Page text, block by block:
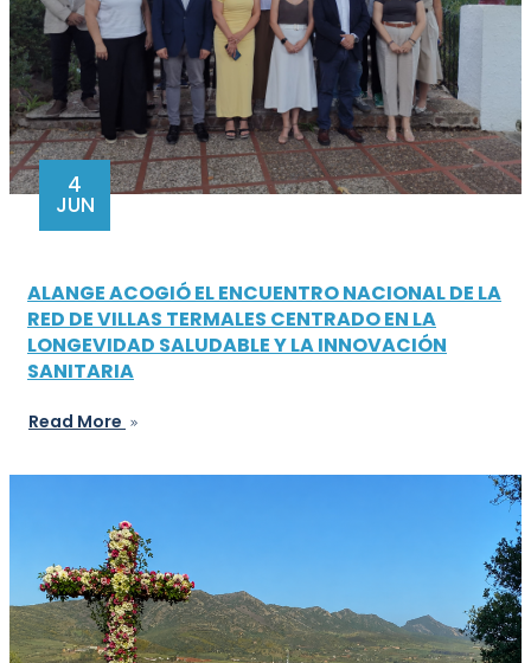
4
JUN
ALANGE ACOGIÓ EL ENCUENTRO NACIONAL DE LA
RED DE VILLAS TERMALES CENTRADO EN LA
LONGEVIDAD SALUDABLE Y LA INNOVACIÓN
SANITARIA
Read More